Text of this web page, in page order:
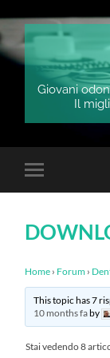
Giovani
Il
Attiva/
il
dispositivi
Home › Forum ›
This topic has 7
10 months faby
Stai vedendo 8